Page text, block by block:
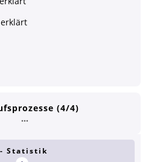
(4/4)
- Statistik